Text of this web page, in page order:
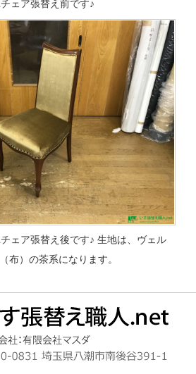
ェア張替え前です♪
ェア張替え後です♪ 生地は、ヴェル
布）の茶系になります。